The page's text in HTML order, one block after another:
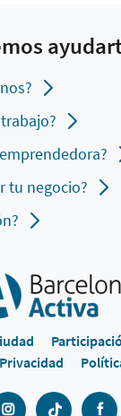
tu negocio?
Privacidad